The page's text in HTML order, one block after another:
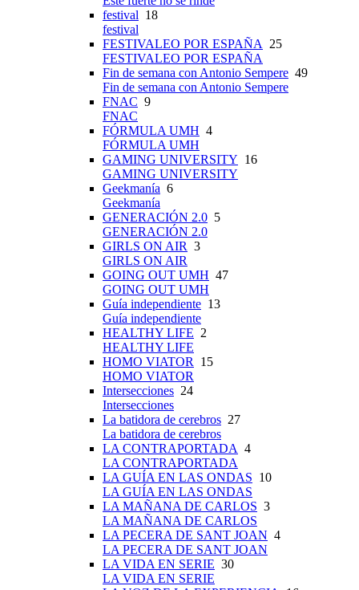
festival 18
festival
FESTIVALEO POR ESPAÑA
25
FESTIVALEO POR ESPAÑA
Fin de semana con Antonio Sempere 49
Fin de semana con Antonio Sempere
FNAC 9
FNAC
FÓRMULA UMH 4
FÓRMULA UMH
GAMING UNIVERSITY 16
GAMING UNIVERSITY
Geekmanía 6
Geekmanía
GENERACIÓN 2.0 5
GENERACIÓN 2.0
GIRLS ON AIR 3
GIRLS ON AIR
GOING OUT UMH 47
GOING OUT UMH
Guía independiente 13
Guía independiente
HEALTHY LIFE 2
HEALTHY LIFE
HOMO VIATOR
15
HOMO VIATOR
Intersecciones 24
Intersecciones
La batidora de cerebros 27
La batidora de cerebros
LA CONTRAPORTADA 4
LA CONTRAPORTADA
LA GUÍA EN LAS ONDAS 10
LA GUÍA EN LAS ONDAS
LA MAÑANA DE CARLOS 3
LA MAÑANA DE CARLOS
LA PECERA DE SANT JOAN 4
LA PECERA DE SANT JOAN
LA VIDA EN SERIE 30
LA VIDA EN SERIE